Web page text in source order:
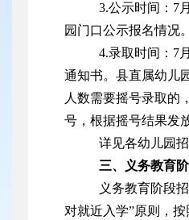
3.公示时间：7
园门口公示报名情况。
4.录取时间：7
通知书。县直属幼儿
人数需要摇号录取的
号，根据摇号结果发
详见各幼儿园招
三、义务教育
义务教育阶段
对就近入学”原则，